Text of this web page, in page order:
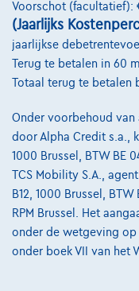
Mercedes-Benz CLA
CLA 200 AMG Line
01/2022
118.702 km
€25.550 1
€490,28/
maandaflossing van
Voorschot (facultatief):
(Jaarlijks
jaarlijkse
Terug te betalen in 60
Totaal terug te betalen
Onder voorbehoud
door Alpha Credit s.a.,
1000 Brussel, BTW BE
TCS Mobility S.A.,
B12, 1000 Brussel, BTW
RPM Brussel. Het
onder de wetgeving op
onder boek VII van het